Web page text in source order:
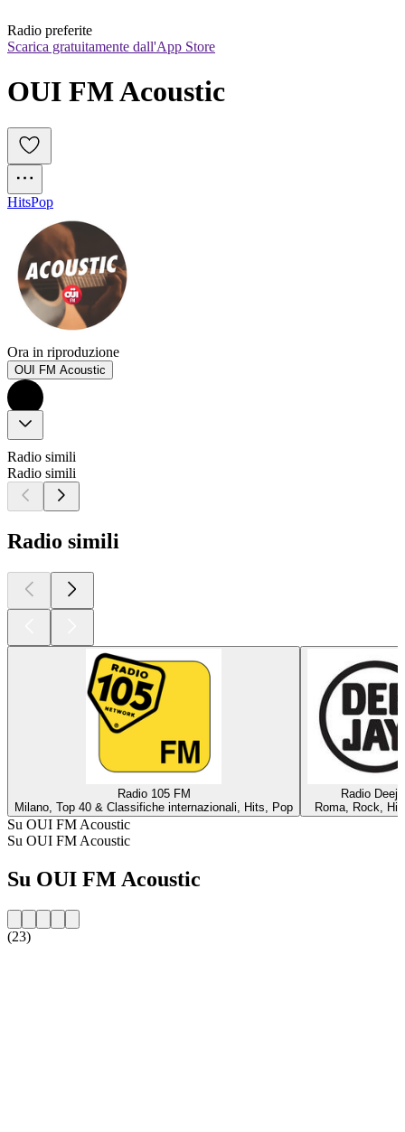
Radio preferite
Scarica gratuitamente dall'App Store
HitsPop
Ora in riproduzione
OUI FM Acoustic
Radio simili
Radio simili
Radio simili
Radio 105 FM
Milano, Top 40 & Classifiche internazionali, Hits, Pop
Radio
Roma, Rock,
Su OUI FM Acoustic
Su OUI FM Acoustic
Su OUI FM Acoustic
(23)